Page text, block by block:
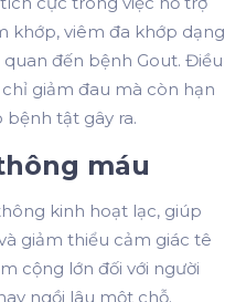
khớp, viêm đa khớp dạng
đến bệnh Gout. Điều
giảm đau mà còn hạn
tật gây ra.
máu
kinh hoạt lạc, giúp
giảm thiểu cảm giác tê
cộng lớn đối với người
ngồi lâu một chỗ.